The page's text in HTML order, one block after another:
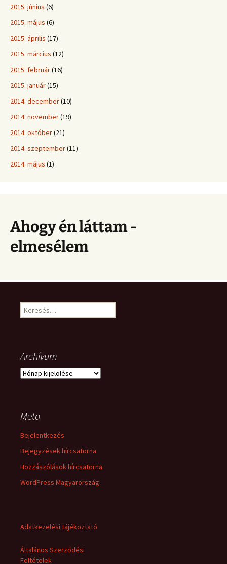
2015. június (6)
2015. május (6)
2015. április (17)
2015. március (12)
2015. február(16)
2015. január(15)
2014. december(10)
2014. november(19)
2014. október(21)
2014. szeptember(11)
2014. május (1)
Ahogy én láttam -
elmesélem
Keresés:
Archívum
Archívum
Meta
Bejelentkezés
Bejegyzések hírcsatorna
Hozzászólások hírcsatorna
WordPress Magyarország
Adatkezelési tájékoztató
Általános Szerződési
Feltételek